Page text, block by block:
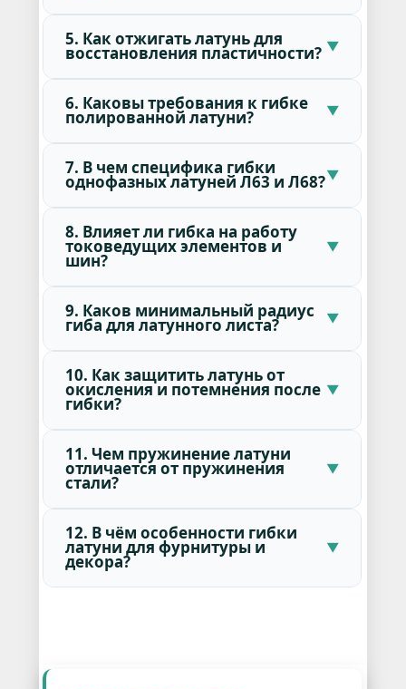
5. Как отжигать латунь для
восстановления пластичности?
6. Каковы требования к гибке
полированной латуни?
7. В чем специфика гибки
однофазных латуней Л63 и Л68?
8. Влияет ли гибка на работу
токоведущих элементов и
шин?
9. Каков минимальный радиус
гиба для латунного листа?
10. Как защитить латунь от
окисления и потемнения после
гибки?
11. Чем пружинение латуни
отличается от пружинения
стали?
12. В чём особенности гибки
латуни для фурнитуры и
декора?